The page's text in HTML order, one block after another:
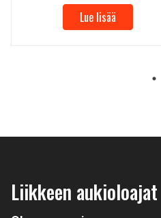
Lue lisää
Liikkeen aukioloajat